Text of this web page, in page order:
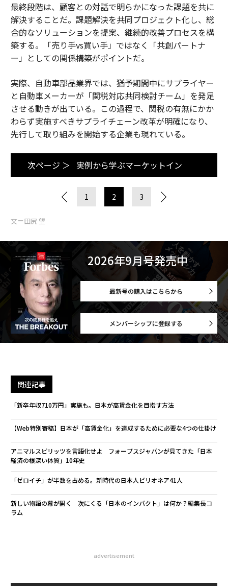
最終段階は、顧客との対話で明らかになった課題を共に
解決することだ。課題解決を共同プロジェクト化し、総
合的なソリューションを提案、継続的改善プロセスを構
築する。「売り手vs買い手」ではなく「共創パートナ
ー」としての関係構築がポイントだ。
実際、自動車部品業界では、猶予期間中にサプライヤー
と自動車メーカーが「関税対応共同検討チーム」を発足
させる動きが出ている。この過程で、関税の有無にかか
わらず実施すべきサプライチェーン改革が明確になり、
先行して取り組みを開始する企業も現れている。
次ページ ＞ 実例から学ぶマーケットイン
1 2 3
文＝田尻 望
2026年9月号発売中
最新号の購入はこちらから
メンバーシップに登録する
関連記事
「新卒年収710万円」実施も。日本が高賃金化を目指す方法
【Web特別寄稿】日本が「高賃金化」を達成するために必要な4つの仕掛け
アニマルスピリッツを言語化せよ フォーブスジャパンが見てきた「日本
経済の根深い体質」10年史
「ゼロイチ」が半数を占める。新時代の日本人ビリオネア41人
新しい物語の幕が開く 次にくる「日本のインパクト」は何か？――編集長コ
ラム
advertisement